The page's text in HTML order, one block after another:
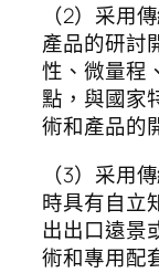
（2）采用
產品的研討
性、微量程
點，與國家
術和產品的
（3）采用
時具有自立
出出口遠景
術和專用配